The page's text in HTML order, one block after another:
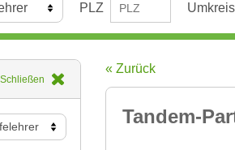
PLZ Umkreis
Schließen
« Zurück
Tandem-